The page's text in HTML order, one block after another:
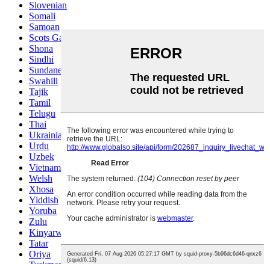
Slovenian
Somali
Samoan
Scots Gaelic
Shona
Sindhi
Sundanese
Swahili
Tajik
Tamil
Telugu
Thai
Ukrainian
Urdu
Uzbek
Vietnamese
Welsh
Xhosa
Yiddish
Yoruba
Zulu
Kinyarwanda
Tatar
Oriya